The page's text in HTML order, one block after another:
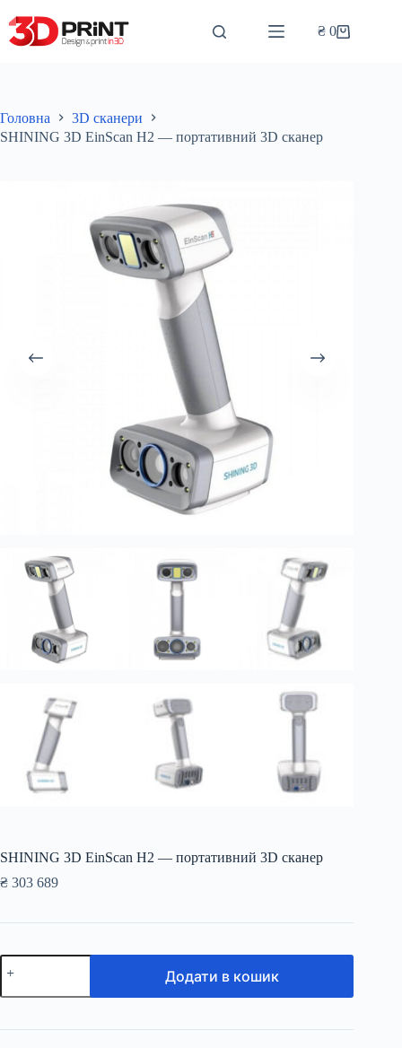
до
вмісту
Кошик
₴ 0
Головна
3D сканери
SHINING 3D EinScan H2 — портативний 3D сканер
SHINING 3D EinScan H2 — портативний 3D сканер
₴ 303 689
SHINING
3D
Додати в кошик